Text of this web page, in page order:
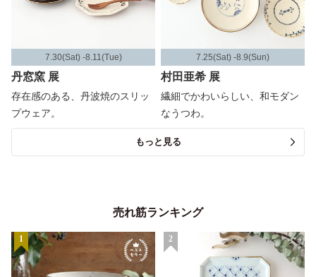
7.30(Sat) -8.11(Tue)
丹窓窯 展
存在感のある、丹波焼のスリッ
プウェア。
7.25(Sat) -8.9(Sun)
村田亜希 展
繊細でかわいらしい、和モダン
なうつわ。
もっと見る
売れ筋ランキング
1 2